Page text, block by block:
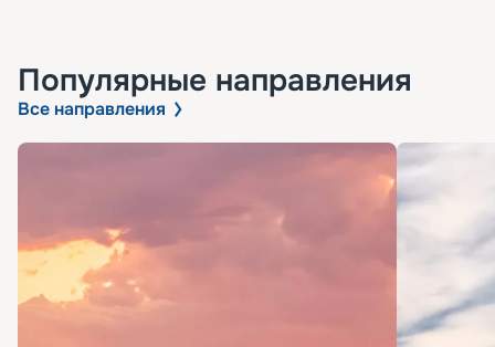
Популярные направления
Все направления